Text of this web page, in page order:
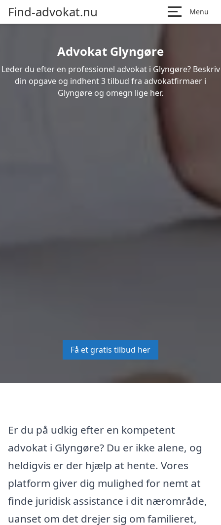
Find-advokat.nu Menu
Advokat Glyngøre
Leder du efter en professionel advokat i Glyngøre? Beskriv
din opgave og indhent 3 tilbud fra advokatfirmaer i
Glyngøre og omegn lige her.
Få et gratis tilbud her
Er du på udkig efter en kompetent
advokat i Glyngøre? Du er ikke alene, og
heldigvis er der hjælp at hente. Vores
platform giver dig mulighed for nemt at
finde juridisk assistance i dit nærområde,
uanset om det drejer sig om familieret,